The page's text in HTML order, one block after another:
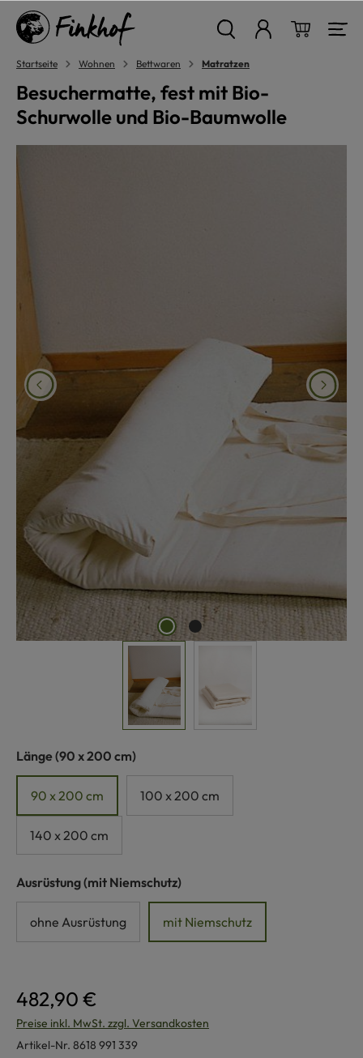
springen
Startseite Wohnen Bettwaren Matratzen
Besuchermatte, fest mit Bio-
Schurwolle und Bio-Baumwolle
Länge auswählen
(90 x 200 cm)
90 x 200 cm 100 x 200 cm
140 x 200 cm
Ausrüstungauswählen
(mit Niemschutz)
ohne Ausrüstung mit Niemschutz
482,90 €
Preise inkl. MwSt. zzgl. Versandkosten
Artikel-Nr. 8618 991 339